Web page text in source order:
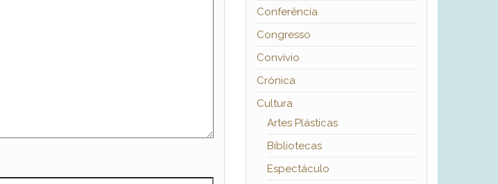
Conferência
Congresso
Convívio
Crónica
Cultura
Artes Plásticas
Bibliotecas
Espectáculo